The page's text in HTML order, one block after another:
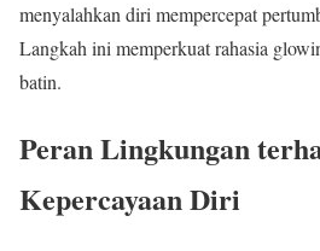
menyalahkan diri mempercepat
Langkah ini memperkuat rahasia
batin.
Peran Lingkungan
Kepercayaan Diri